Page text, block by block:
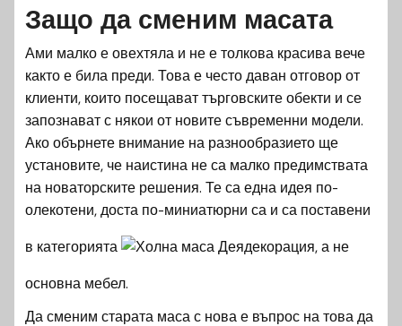
Защо да сменим масата
Ами малко е овехтяла и не е толкова красива вече
както е била преди. Това е често даван отговор от
клиенти, които посещават търговските обекти и се
запознават с някои от новите съвременни модели.
Ако обърнете внимание на разнообразието ще
установите, че наистина не са малко предимствата
на новаторските решения. Те са една идея по-
олекотени, доста по-миниатюрни са и са поставени
в категорията декорация, а не
основна мебел.
Да сменим старата маса с нова е въпрос на това да